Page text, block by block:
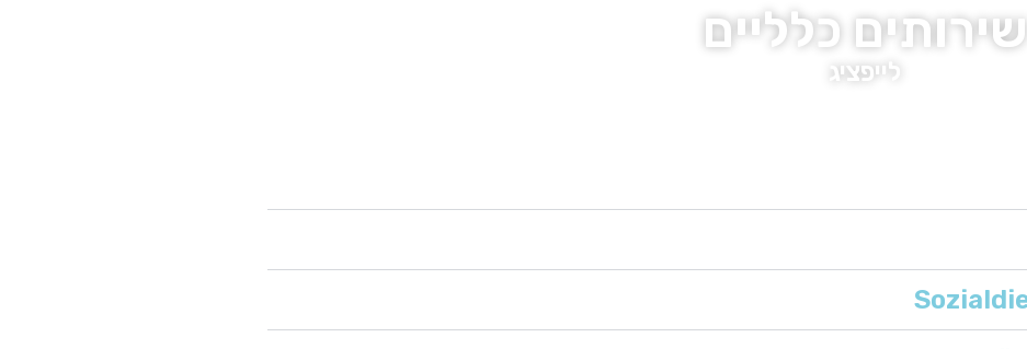
שירותים כלליים
לייפציג